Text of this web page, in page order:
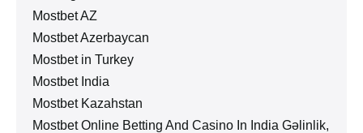
Mostbet AZ
Mostbet Azerbaycan
Mostbet in Turkey
Mostbet India
Mostbet Kazahstan
Mostbet Online Betting And Casino In India Gəlinlik,